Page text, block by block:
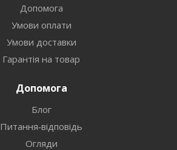
Допомога
Умови оплати
Умови доставки
Гарантія на товар
Допомога
Блог
Питання-відповідь
Огляди